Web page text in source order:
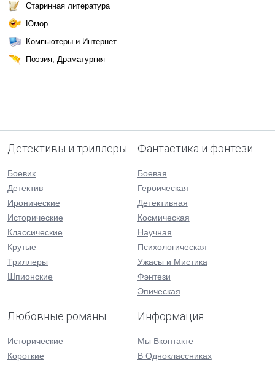
Старинная литература
Юмор
Компьютеры и Интернет
Поэзия, Драматургия
Детективы и триллеры
Боевик
Детектив
Иронические
Исторические
Классические
Крутые
Триллеры
Шпионские
Фантастика и фэнтези
Боевая
Героическая
Детективная
Космическая
Научная
Психологическая
Ужасы и Мистика
Фэнтези
Эпическая
Любовные романы
Исторические
Короткие
Информация
Мы Вконтакте
В Одноклассниках